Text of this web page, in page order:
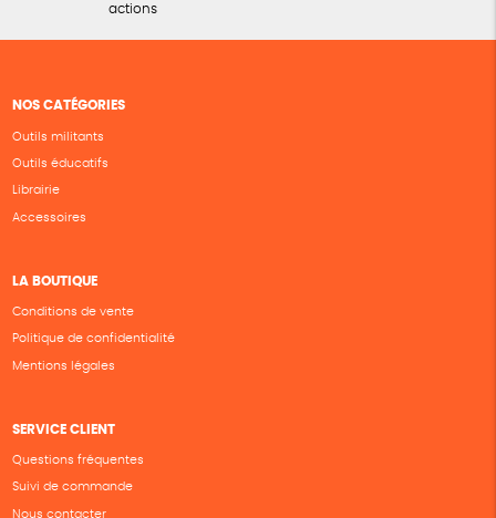
actions
NOS CATÉGORIES
Outils militants
Outils éducatifs
Librairie
Accessoires
LA BOUTIQUE
Conditions de vente
Politique de confidentialité
Mentions légales
SERVICE CLIENT
Questions fréquentes
Suivi de commande
Nous contacter